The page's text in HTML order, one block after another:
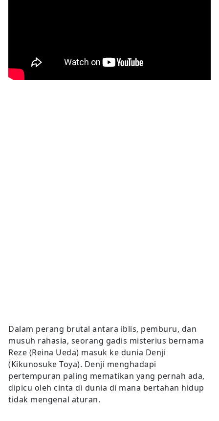
Dalam perang brutal antara iblis, pemburu, dan
musuh rahasia, seorang gadis misterius bernama
Reze (Reina Ueda) masuk ke dunia Denji
(Kikunosuke Toya). Denji menghadapi
pertempuran paling mematikan yang pernah ada,
dipicu oleh cinta di dunia di mana bertahan hidup
tidak mengenal aturan.